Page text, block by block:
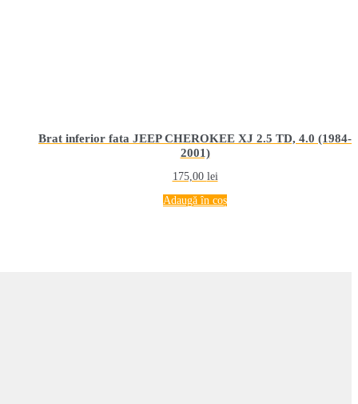
Brat inferior fata JEEP CHEROKEE XJ 2.5 TD, 4.0 (1984-
2001)
175,00 lei
Adaugă în coș